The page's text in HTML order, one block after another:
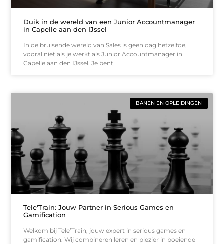
Duik in de wereld van een Junior Accountmanager
in Capelle aan den IJssel
In de bruisende wereld van Sales is geen dag hetzelfde,
vooral niet als je werkt als Junior Accountmanager in
Capelle aan den IJssel. Je bent
BANEN EN OPLEIDINGEN
Tele'Train: Jouw Partner in Serious Games en
Gamification
Welkom bij Tele’Train, jouw expert in serious games en
gamification. Wij combineren leren en plezier in boeiende